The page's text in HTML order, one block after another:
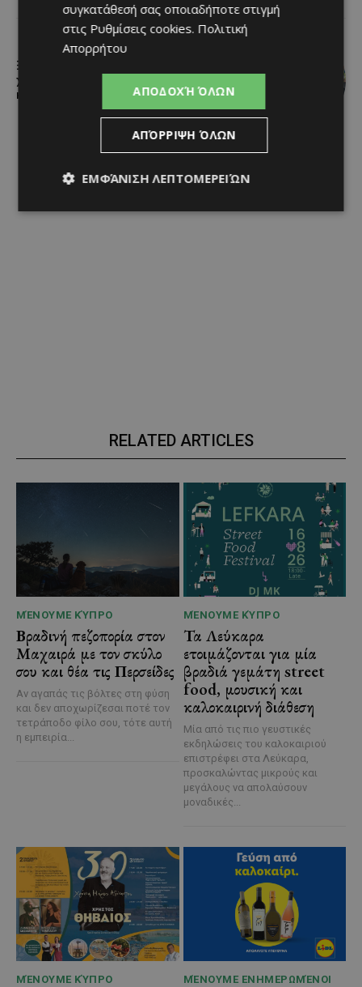
Ξεκίνησε η αντικατάσταση 100
χιλιομέτρων δικτύου ύδρευσης στο
κέντρο της Λεμεσού
RELATED ARTICLES
ΜΈΝΟΥΜΕ ΚΎΠΡΟ
Βραδινή πεζοπορία στον
Μαχαιρά με τον σκύλο
σου και θέα τις Περσείδες
Αν αγαπάς τις βόλτες στη φύση
και δεν αποχωρίζεσαι ποτέ τον
τετράποδο φίλο σου, τότε αυτή
η εμπειρία...
ΜΈΝΟΥΜΕ ΚΎΠΡΟ
Τα Λεύκαρα
ετοιμάζονται για μία
βραδιά γεμάτη street
food, μουσική και
καλοκαιρινή διάθεση
Μία από τις πιο γευστικές
εκδηλώσεις του καλοκαιριού
επιστρέφει στα Λεύκαρα,
προσκαλώντας μικρούς και
μεγάλους να απολαύσουν
μοναδικές...
ΜΈΝΟΥΜΕ ΚΎΠΡΟ ΜΈΝΟΥΜΕ ΕΝΗΜΕΡΩΜΈΝΟΙ
συγκατάθεσή σας οποιαδήποτε στιγμή
στις Ρυθμίσεις cookies. Πολιτική
Απορρήτου
ΑΠΟΔΟΧΉ ΌΛΩΝ
ΑΠΌΡΡΙΨΗ ΌΛΩΝ
ΕΜΦΆΝΙΣΗ ΛΕΠΤΟΜΕΡΕΙΏΝ